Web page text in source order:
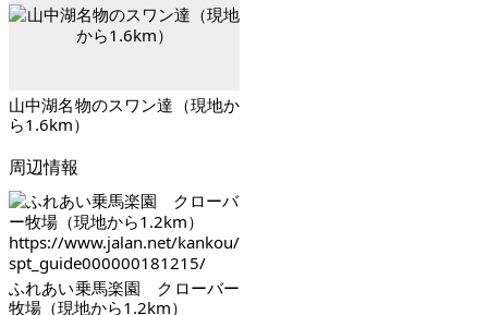
山中湖名物のスワン達（現地か
ら1.6km）
周辺情報
ふれあい乗馬楽園 クローバー
牧場（現地から1.2km）